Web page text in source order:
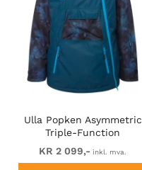
Ulla Popken Asymmetric
Triple-Function
Performance Ski Jacket
Teal
KR 2 099,- inkl. mva.